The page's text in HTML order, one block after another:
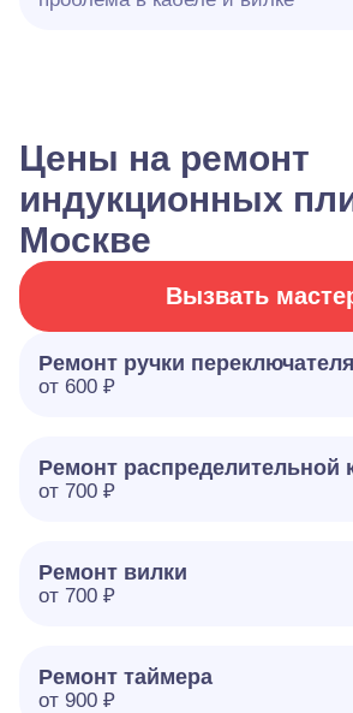
Цены на ремонт
индукционных
Москве
Вызвать
Ремонт ручки переключателя
от 600 ₽
Ремонт распределительной
от 700 ₽
Ремонт вилки
от 700 ₽
Ремонт таймера
от 900 ₽